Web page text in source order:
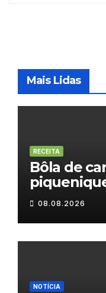
Mais Lidas
RECEITA
Bôla de
08.08.2026
NOTÍCIA